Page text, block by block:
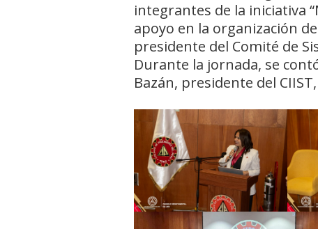
integrantes de la iniciativa
apoyo en la organización
presidente del Comité de
Durante la jornada, se
Bazán, presidente del